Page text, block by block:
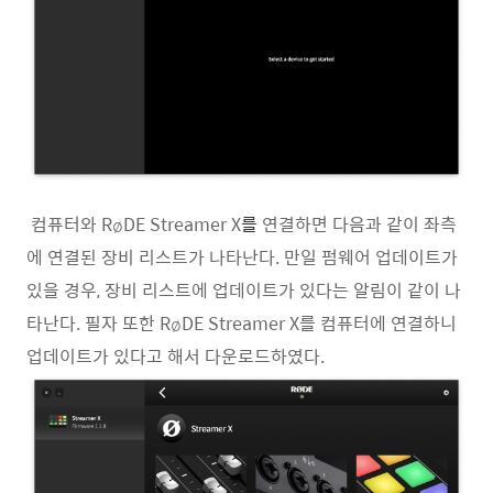
컴퓨터와 RøDE Streamer X를 연결하면 다음과 같이 좌측
에 연결된 장비 리스트가 나타난다. 만일 펌웨어 업데이트가
있을 경우, 장비 리스트에 업데이트가 있다는 알림이 같이 나
타난다. 필자 또한 RøDE Streamer X를 컴퓨터에 연결하니
업데이트가 있다고 해서 다운로드하였다.